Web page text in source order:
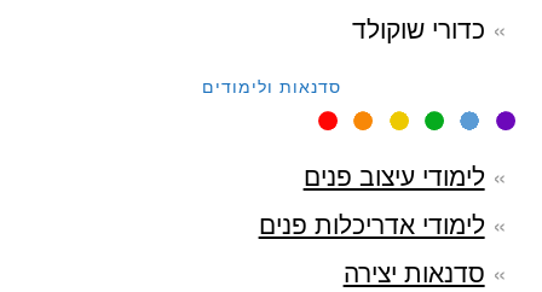
כדורי שוקולד
סדנאות ולימודים
לימודי עיצוב פנים
לימודי אדריכלות פנים
סדנאות יצירה